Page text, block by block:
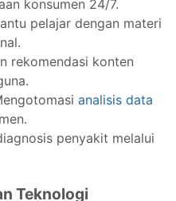
konsumen 24/7.
pelajar dengan materi
rekomendasi konten
analisis data
penyakit melalui
Teknologi